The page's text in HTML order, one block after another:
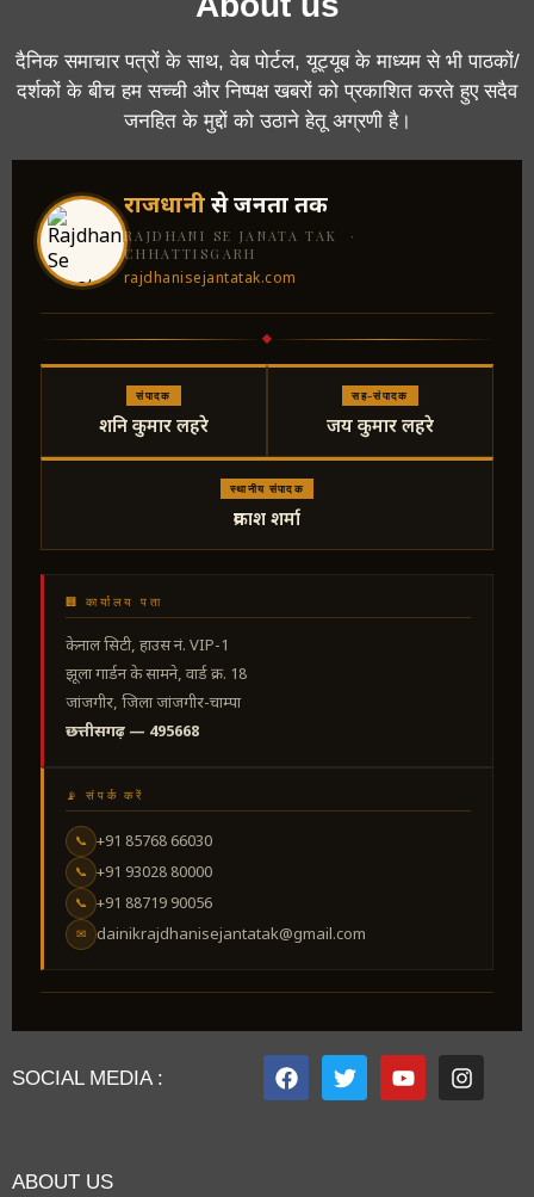
दैनिक समाचार पत्रों के साथ, वेब पोर्टल, यूट्यूब के माध्यम से भी पाठकों/
दर्शकों के बीच हम सच्ची और निष्पक्ष खबरों को प्रकाशित करते हुए सदैव
जनहित के मुद्दों को उठाने हेतू अग्रणी है।
राजधानीसे जनता तक
RAJDHANI SE JANATA TAK ·
CHHATTISGARH
rajdhanisejantatak.com
संपादक
शनि कुमार लहरे
सह-संपादक
जय कुमार लहरे
स्थानीय संपादक
प्रकाश शर्मा
🏢 कार्यालय पता
केनाल सिटी, हाउस नं. VIP-1
झूला गार्डन के सामने, वार्ड क्र. 18
जांजगीर, जिला जांजगीर-चाम्पा
छत्तीसगढ़ — 495668
📡 संपर्क करें
📞 +91 85768 66030
📞 +91 93028 80000
📞 +91 88719 90056
✉ dainikrajdhanisejantatak@gmail.com
SOCIAL MEDIA :
ABOUT US